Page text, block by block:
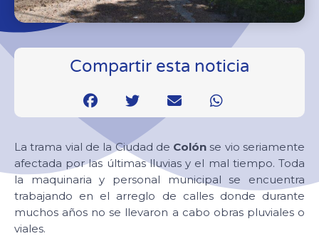
Compartir esta noticia
La trama vial de la Ciudad de Colón se vio seriamente
afectada por las últimas lluvias y el mal tiempo. Toda
la maquinaria y personal municipal se encuentra
trabajando en el arreglo de calles donde durante
muchos años no se llevaron a cabo obras pluviales o
viales.